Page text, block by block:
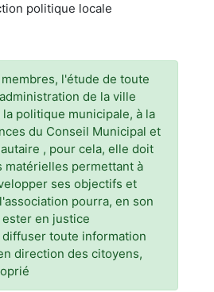
politique locale
l'étude de toute
de la ville
politique municipale, à la
du Conseil Municipal et
, pour cela, elle doit
permettant à
ses objectifs et
pourra, en son
en justice
toute information
direction des citoyens,